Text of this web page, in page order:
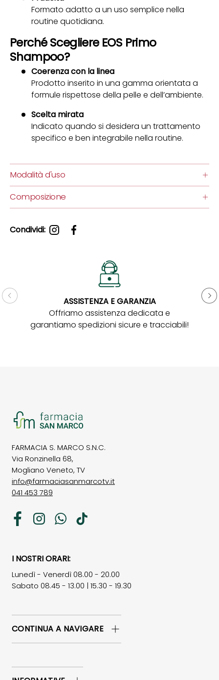
Formato adatto a un uso semplice nella
routine quotidiana.
Perché Scegliere EOS Primo
Shampoo?
Coerenza con la linea
Prodotto inserito in una gamma orientata a
formule rispettose della pelle e dell’ambiente.
Scelta mirata
Indicato quando si desidera un trattamento
specifico e ben integrabile nella routine.
Modalità d'uso
Composizione
Condividi:
ASSISTENZA E GARANZIA
Offriamo assistenza dedicata e
garantiamo spedizioni sicure e tracciabili!
FARMACIA S. MARCO S.N.C.
Via Ronzinella 68,
Mogliano Veneto, TV
info@farmaciasanmarcotv.it
041 453 789
FacebookInstagramWhatsApp
TikTok
I NOSTRI ORARI:
Lunedì - Venerdì 08.00 - 20.00
Sabato 08.45 - 13.00 | 15.30 - 19.30
CONTINUA A NAVIGARE